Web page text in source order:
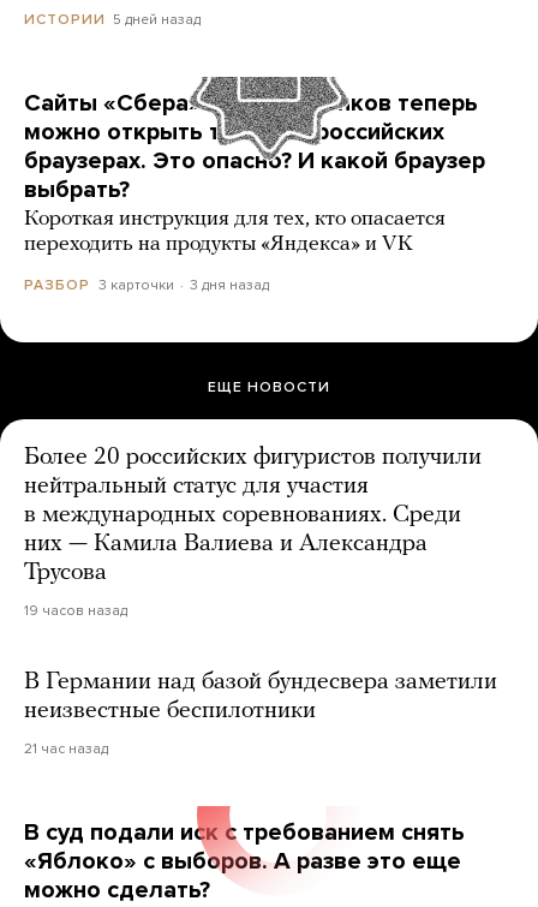
ИСТОРИИ 5 дней назад
Сайты «Сбера» и других банков теперь
можно открыть только в российских
браузерах. Это опасно? И какой браузер
выбрать?
Короткая инструкция для тех, кто опасается
переходить на продукты «Яндекса» и VK
РАЗБОР 3 карточки 3 дня назад
ЕЩЕ НОВОСТИ
Более 20 российских фигуристов получили
нейтральный статус для участия
в международных соревнованиях. Среди
них — Камила Валиева и Александра
Трусова
19 часов назад
В Германии над базой бундесвера заметили
неизвестные беспилотники
21 час назад
В суд подали иск с требованием снять
«Яблоко» с выборов. А разве это еще
можно сделать?